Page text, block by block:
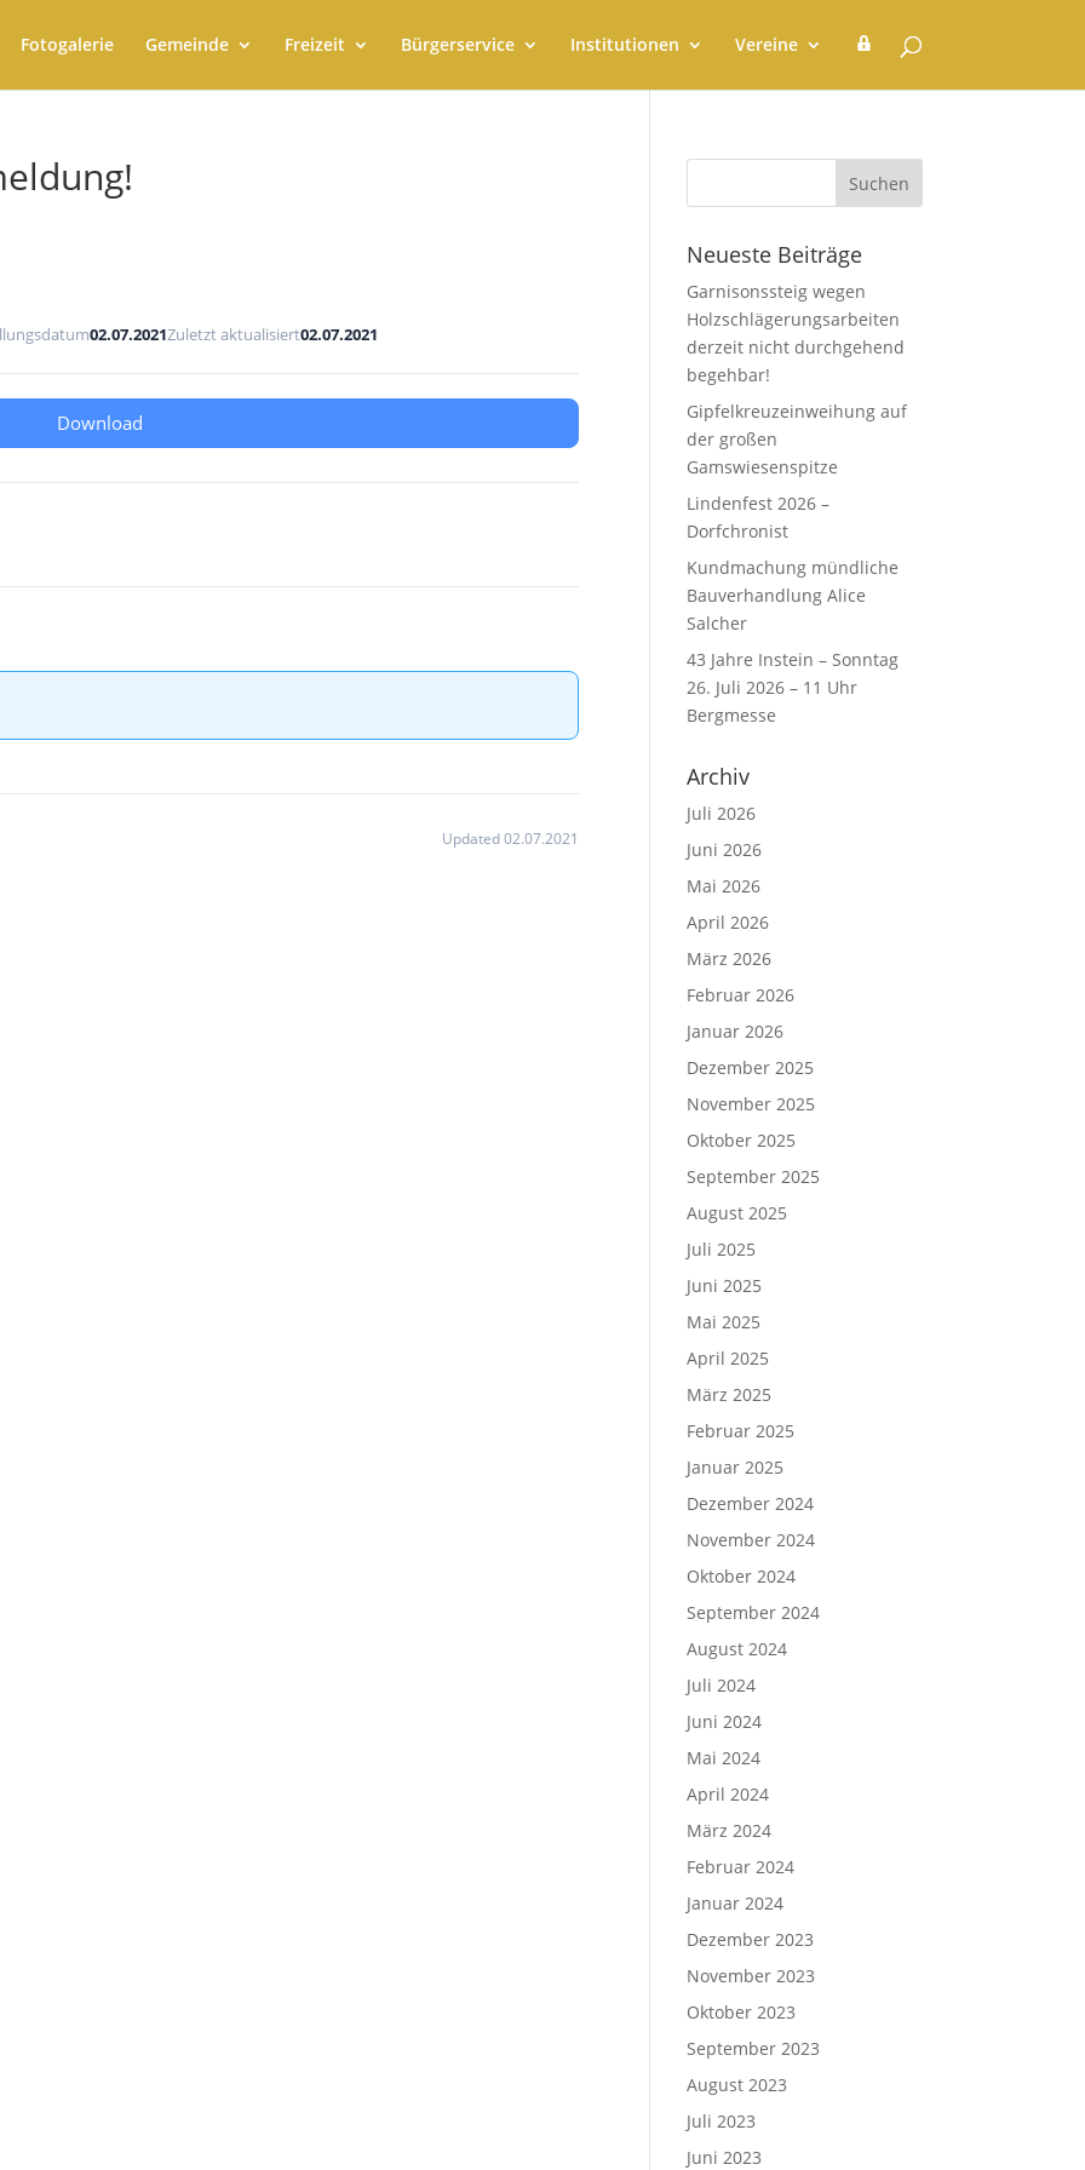
Fotogalerie Gemeinde Freizeit Bürgerservice Institutionen Vereine
e
e
r
a
t
02.07.2021Zuletzt aktualisiert02.07.2021
Download
Updated 02.07.2021
Neueste Beiträge
Garnisonssteig wegen
Holzschlägerungsarbeiten
derzeit nicht durchgehend
begehbar!
Gipfelkreuzeinweihung auf
der großen
Gamswiesenspitze
Lindenfest 2026 –
Dorfchronist
Kundmachung mündliche
Bauverhandlung Alice
Salcher
43 Jahre Instein – Sonntag
26. Juli 2026 – 11 Uhr
Bergmesse
Archiv
Juli 2026
Juni 2026
Mai 2026
April 2026
März 2026
Februar 2026
Januar 2026
Dezember 2025
November 2025
Oktober 2025
September 2025
August 2025
Juli 2025
Juni 2025
Mai 2025
April 2025
März 2025
Februar 2025
Januar 2025
Dezember 2024
November 2024
Oktober 2024
September 2024
August 2024
Juli 2024
Juni 2024
Mai 2024
April 2024
März 2024
Februar 2024
Januar 2024
Dezember 2023
November 2023
Oktober 2023
September 2023
August 2023
Juli 2023
Juni 2023